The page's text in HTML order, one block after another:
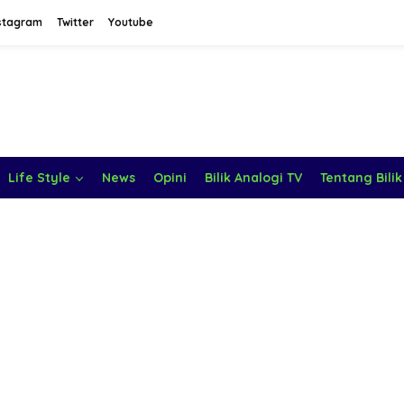
Twitter Youtube
Life Style News Opini Bilik Analogi TV Tentang